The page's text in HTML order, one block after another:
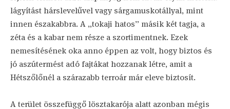
lágyítást hárslevelűvel vagy sárgamuskotállyal, mint
innen északabbra. A „tokaji hatos” másik két tagja, a
zéta és a kabar nem része a szortimentnek. Ezek
nemesítésének oka anno éppen az volt, hogy biztos és
jó aszútermést adó fajtákat hozzanak létre, amit a
Hétszőlőnél a szárazabb terroár már eleve biztosít.
A terület összefüggő lösztakarója alatt azonban mégis